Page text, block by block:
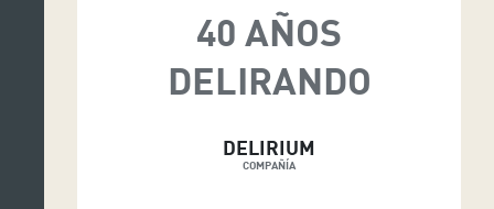
40 AÑOS
DELIRANDO
DELIRIUM
COMPAÑÍA